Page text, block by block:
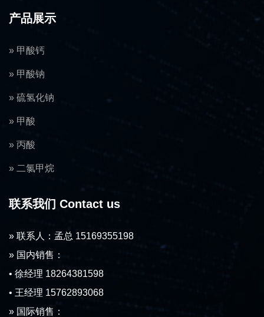
产品展示
» 甲酸钙
» 甲酸钠
» 硫氢化钠
» 甲酸
» 丙酸
» 二氯甲烷
联系我们 Contact us
» 联系人：孟总 15169355198
» 国内销售：
• 徐经理 18264381598
• 王经理 15762893068
» 国际销售：